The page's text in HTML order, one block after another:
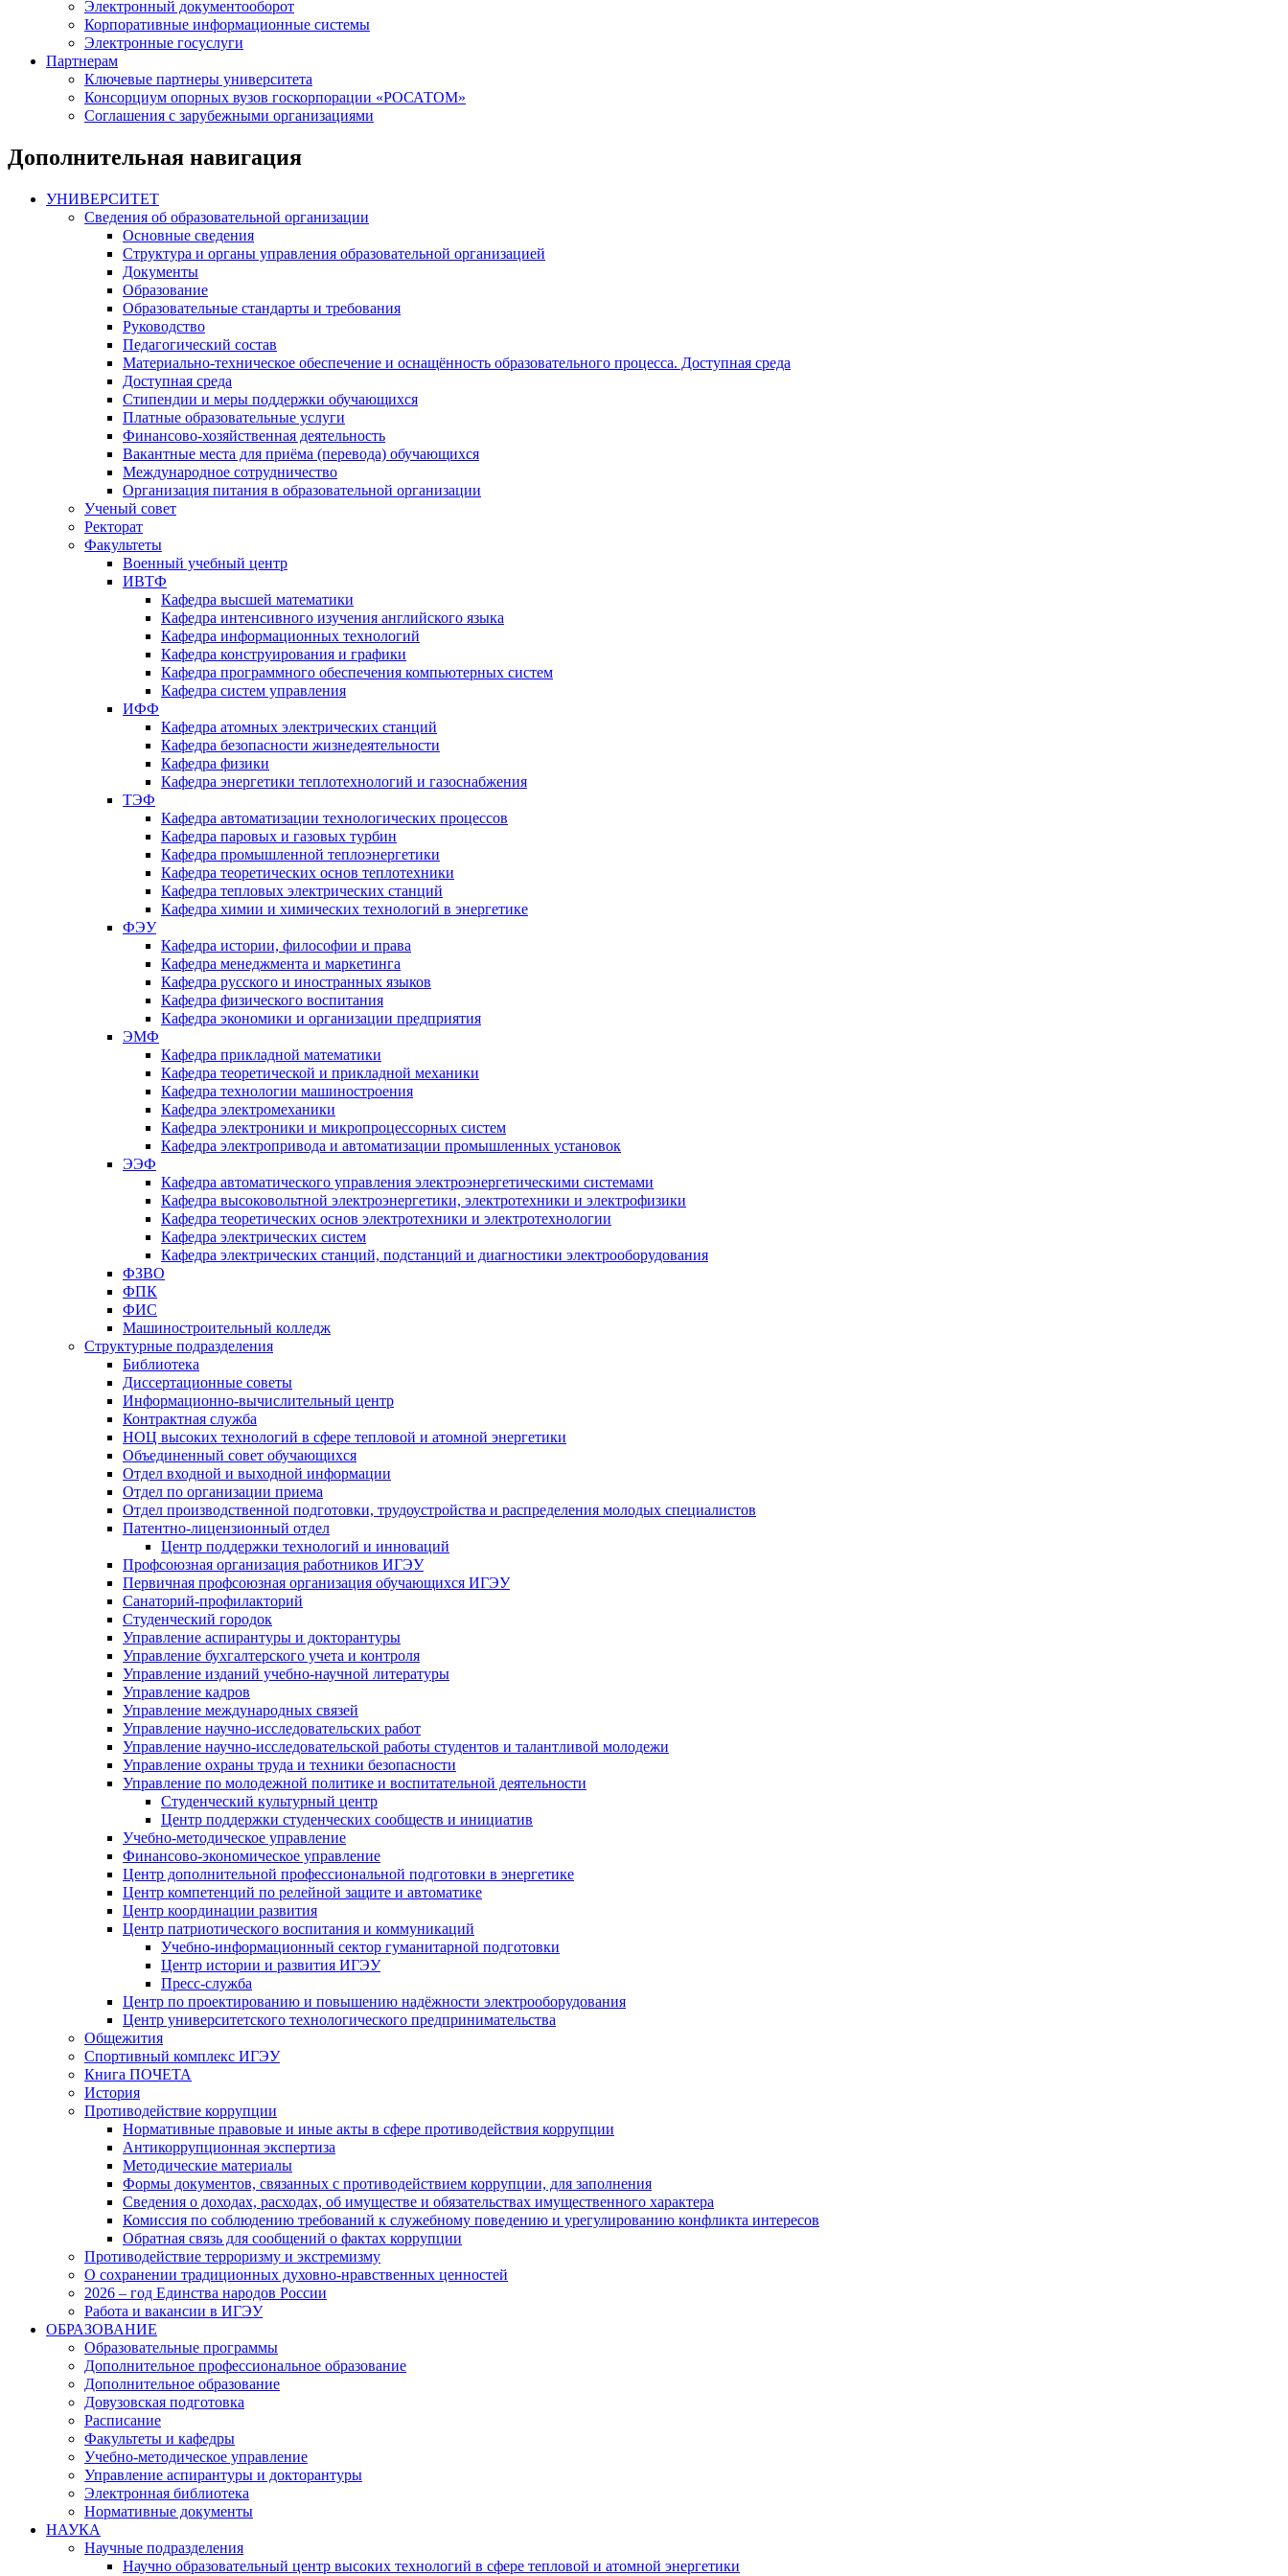
Электронный документооборот
Корпоративные информационные системы
Электронные госуслуги
Партнерам
Ключевые партнеры университета
Консорциум опорных вузов госкорпорации «РОСАТОМ»
Соглашения с зарубежными организациями
Дополнительная навигация
УНИВЕРСИТЕТ
Сведения об образовательной организации
Основные сведения
Структура и органы управления образовательной организацией
Документы
Образование
Образовательные стандарты и требования
Руководство
Педагогический состав
Материально-техническое обеспечение и оснащённость образовательного процесса. Доступная среда
Доступная среда
Стипендии и меры поддержки обучающихся
Платные образовательные услуги
Финансово-хозяйственная деятельность
Вакантные места для приёма (перевода) обучающихся
Международное сотрудничество
Организация питания в образовательной организации
Ученый совет
Ректорат
Факультеты
Военный учебный центр
ИВТФ
Кафедра высшей математики
Кафедра интенсивного изучения английского языка
Кафедра информационных технологий
Кафедра конструирования и графики
Кафедра программного обеспечения компьютерных систем
Кафедра систем управления
ИФФ
Кафедра атомных электрических станций
Кафедра безопасности жизнедеятельности
Кафедра физики
Кафедра энергетики теплотехнологий и газоснабжения
ТЭФ
Кафедра автоматизации технологических процессов
Кафедра паровых и газовых турбин
Кафедра промышленной теплоэнергетики
Кафедра теоретических основ теплотехники
Кафедра тепловых электрических станций
Кафедра химии и химических технологий в энергетике
ФЭУ
Кафедра истории, философии и права
Кафедра менеджмента и маркетинга
Кафедра русского и иностранных языков
Кафедра физического воспитания
Кафедра экономики и организации предприятия
ЭМФ
Кафедра прикладной математики
Кафедра теоретической и прикладной механики
Кафедра технологии машиностроения
Кафедра электромеханики
Кафедра электроники и микропроцессорных систем
Кафедра электропривода и автоматизации промышленных установок
ЭЭФ
Кафедра автоматического управления электроэнергетическими системами
Кафедра высоковольтной электроэнергетики, электротехники и электрофизики
Кафедра теоретических основ электротехники и электротехнологии
Кафедра электрических систем
Кафедра электрических станций, подстанций и диагностики электрооборудования
ФЗВО
ФПК
ФИС
Машиностроительный колледж
Структурные подразделения
Библиотека
Диссертационные советы
Информационно-вычислительный центр
Контрактная служба
НОЦ высоких технологий в сфере тепловой и атомной энергетики
Объединенный совет обучающихся
Отдел входной и выходной информации
Отдел по организации приема
Отдел производственной подготовки, трудоустройства и распределения молодых специалистов
Патентно-лицензионный отдел
Центр поддержки технологий и инноваций
Профсоюзная организация работников ИГЭУ
Первичная профсоюзная организация обучающихся ИГЭУ
Санаторий-профилакторий
Студенческий городок
Управление аспирантуры и докторантуры
Управление бухгалтерского учета и контроля
Управление изданий учебно-научной литературы
Упpавление кадpов
Управление международных связей
Управление научно-исследовательских работ
Управление научно-исследовательской работы студентов и талантливой молодежи
Управление охраны труда и техники безопасности
Управление по молодежной политике и воспитательной деятельности
Студенческий культурный центр
Центр поддержки студенческих сообществ и инициатив
Учебно-методическое управление
Финансово-экономическое управление
Центр дополнительной профессиональной подготовки в энергетике
Центр компетенций по релейной защите и автоматике
Центр координации развития
Центр патриотического воспитания и коммуникаций
Учебно-информационный сектор гуманитарной подготовки
Центр истории и развития ИГЭУ
Пресс-служба
Центр по проектированию и повышению надёжности электрооборудования
Центр университетского технологического предпринимательства
Общежития
Спортивный комплекс ИГЭУ
Книга ПОЧЕТА
История
Противодействие коррупции
Нормативные правовые и иные акты в сфере противодействия коррупции
Антикоррупционная экспертиза
Методические материалы
Формы документов, связанных с противодействием коррупции, для заполнения
Сведения о доходах, расходах, об имуществе и обязательствах имущественного характера
Комиссия по соблюдению требований к служебному поведению и урегулированию конфликта интересов
Обратная связь для сообщений о фактах коррупции
Противодействие терроризму и экстремизму
О сохранении традиционных духовно-нравственных ценностей
2026 – год Единства народов России
Работа и вакансии в ИГЭУ
ОБРАЗОВАНИЕ
Образовательные программы
Дополнительное профессиональное образование
Дополнительное образование
Довузовская подготовка
Расписание
Факультеты и кафедры
Учебно-методическое управление
Управление аспирантуры и докторантуры
Электронная библиотека
Нормативные документы
НАУКА
Научные подразделения
Научно образовательный центр высоких технологий в сфере тепловой и атомной энергетики